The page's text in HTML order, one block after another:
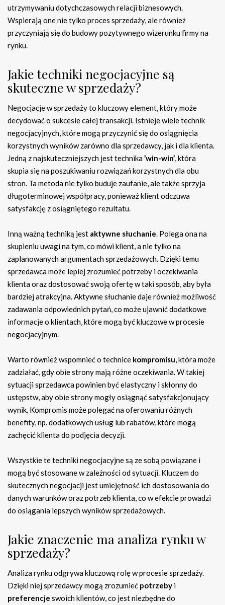
utrzymywaniu dotychczasowych relacji biznesowych.
Wspierają one nie tylko proces sprzedaży, ale również
przyczyniają się do budowy pozytywnego wizerunku firmy na
rynku.
Jakie techniki negocjacyjne są
skuteczne w sprzedaży?
Negocjacje w sprzedaży to kluczowy element, który może
decydować o sukcesie całej transakcji. Istnieje wiele technik
negocjacyjnych, które mogą przyczynić się do osiągnięcia
korzystnych wyników zarówno dla sprzedawcy, jak i dla klienta.
Jedną z najskuteczniejszych jest technika’win-win’, która
skupia się na poszukiwaniu rozwiązań korzystnych dla obu
stron. Ta metoda nie tylko buduje zaufanie, ale także sprzyja
długoterminowej współpracy, ponieważ klient odczuwa
satysfakcję z osiągniętego rezultatu.
Inną ważną techniką jest aktywne słuchanie. Polega ona na
skupieniu uwagi na tym, co mówi klient, a nie tylko na
zaplanowanych argumentach sprzedażowych. Dzięki temu
sprzedawca może lepiej zrozumieć potrzeby i oczekiwania
klienta oraz dostosować swoją ofertę w taki sposób, aby była
bardziej atrakcyjna. Aktywne słuchanie daje również możliwość
zadawania odpowiednich pytań, co może ujawnić dodatkowe
informacje o klientach, które mogą być kluczowe w procesie
negocjacyjnym.
Warto również wspomnieć o technice kompromisu, która może
zadziałać, gdy obie strony mają różne oczekiwania. W takiej
sytuacji sprzedawca powinien być elastyczny i skłonny do
ustępstw, aby obie strony mogły osiągnąć satysfakcjonujący
wynik. Kompromis może polegać na oferowaniu różnych
benefity, np. dodatkowych usług lub rabatów, które mogą
zachęcić klienta do podjęcia decyzji.
Wszystkie te techniki negocjacyjne są ze sobą powiązane i
mogą być stosowane w zależności od sytuacji. Kluczem do
skutecznych negocjacji jest umiejętność ich dostosowania do
danych warunków oraz potrzeb klienta, co w efekcie prowadzi
do osiągania lepszych wyników sprzedażowych.
Jakie znaczenie ma analiza rynku w
sprzedaży?
Analiza rynku odgrywa kluczową rolę w procesie sprzedaży.
Dzięki niej sprzedawcy mogą zrozumieć potrzeby i
preferencje swoich klientów, co jest niezbędne do